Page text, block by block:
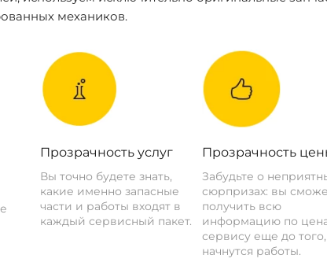
механиков.
Прозрачность услуг
Вы точно будете знать,
какие именно запасные
части и работы входят в
каждый сервисный пакет.
Прозрачность
Забудьте о
сюрпризах: вы
получить всю
информацию по
сервису еще до
начнутся работы.